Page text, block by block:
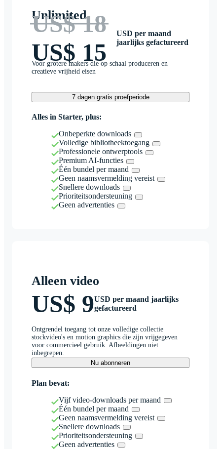
Unlimited
US$ 18
US$ 15
USD per maand
jaarlijks gefactureerd
Voor grotere makers die op schaal produceren en
creatieve vrijheid eisen
7 dagen gratis proefperiode
Alles in Starter, plus:
Onbeperkte downloads
Volledige bibliotheektoegang
Professionele ontwerptools
Premium AI-functies
Één bundel per maand
Geen naamsvermelding vereist
Snellere downloads
Prioriteitsondersteuning
Geen advertenties
Alleen video
US$ 9USD per maand jaarlijks
gefactureerd
Ontgrendel toegang tot onze volledige collectie
stockvideo's en motion graphics die zijn vrijgegeven
voor commercieel gebruik. Afbeeldingen niet
inbegrepen.
Nu abonneren
Plan bevat:
Vijf video-downloads per maand
Één bundel per maand
Geen naamsvermelding vereist
Snellere downloads
Prioriteitsondersteuning
Geen advertenties